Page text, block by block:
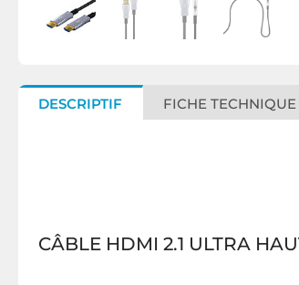
DESCRIPTIF FICHE TECHNIQUE
CÂBLE HDMI 2.1 ULTRA